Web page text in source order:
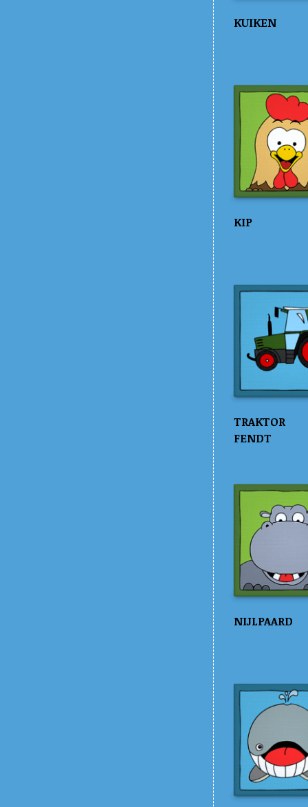
KUIKEN
KIP
TRAKTOR
FENDT
NIJLPAARD